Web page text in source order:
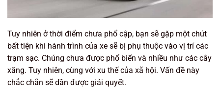
Tuy nhiên ở thời điểm chưa phổ cập, bạn sẽ gặp một chút
bất tiện khi hành trình của xe sẽ bị phụ thuộc vào vị trí các
trạm sạc. Chúng chưa được phổ biến và nhiều như các cây
xăng. Tuy nhiên, cùng với xu thế của xã hội. Vấn đề này
chắc chắn sẽ dần được giải quyết.